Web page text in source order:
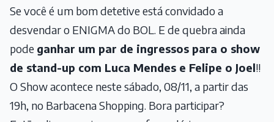
Se você é um bom detetive está convidado a
desvendar o ENIGMA do BOL. E de quebra ainda
pode ganhar um par de ingressos para o show
de stand-up com Luca Mendes e Felipe o Joel!!
O Show acontece neste sábado, 08/11, a partir das
19h, no Barbacena Shopping. Bora participar?